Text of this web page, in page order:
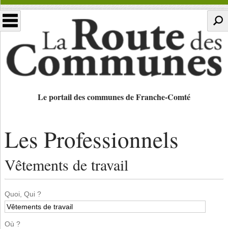
Le portail des communes de Franche-Comté
Les Professionnels
Vêtements de travail
Quoi, Qui ?
Où ?